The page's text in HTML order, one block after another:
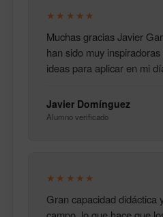
★★★★★
Muchas gracias Javier
han sido muy
ideas para aplicar en mi
Javier Domínguez
Alumno verificado
★★★★★
Gran capacidad didáctica